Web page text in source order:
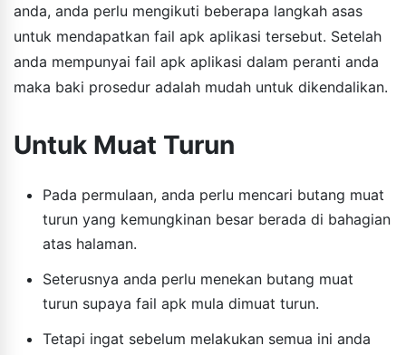
anda, anda perlu mengikuti beberapa langkah asas
untuk mendapatkan fail apk aplikasi tersebut. Setelah
anda mempunyai fail apk aplikasi dalam peranti anda
maka baki prosedur adalah mudah untuk dikendalikan.
Untuk Muat Turun
Pada permulaan, anda perlu mencari butang muat
turun yang kemungkinan besar berada di bahagian
atas halaman.
Seterusnya anda perlu menekan butang muat
turun supaya fail apk mula dimuat turun.
Tetapi ingat sebelum melakukan semua ini anda